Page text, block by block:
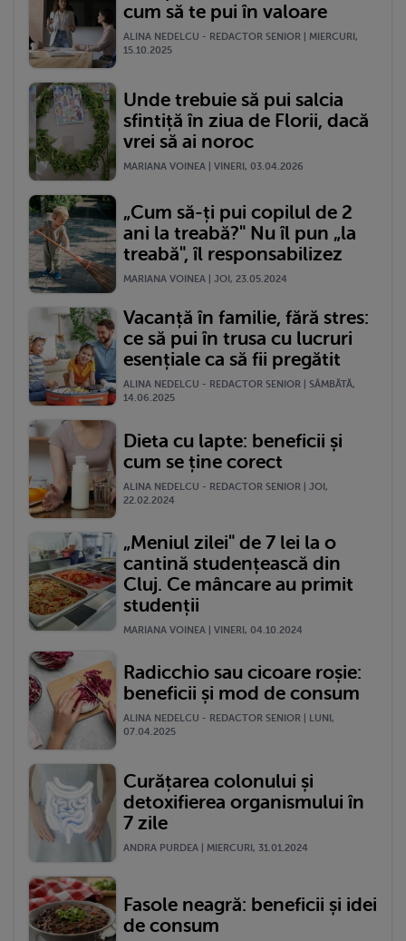
cum să te pui în valoare
ALINA NEDELCU - REDACTOR SENIOR | MIERCURI,
15.10.2025
Unde trebuie să pui salcia
sfintiță în ziua de Florii, dacă
vrei să ai noroc
MARIANA VOINEA | VINERI, 03.04.2026
„Cum să-ți pui copilul de 2
ani la treabă?" Nu îl pun „la
treabă", îl responsabilizez
MARIANA VOINEA | JOI, 23.05.2024
Vacanță în familie, fără stres:
ce să pui în trusa cu lucruri
esențiale ca să fii pregătit
ALINA NEDELCU - REDACTOR SENIOR | SÂMBĂTĂ,
14.06.2025
Dieta cu lapte: beneficii și
cum se ține corect
ALINA NEDELCU - REDACTOR SENIOR | JOI,
22.02.2024
„Meniul zilei" de 7 lei la o
cantină studențească din
Cluj. Ce mâncare au primit
studenții
MARIANA VOINEA | VINERI, 04.10.2024
Radicchio sau cicoare roșie:
beneficii și mod de consum
ALINA NEDELCU - REDACTOR SENIOR | LUNI,
07.04.2025
Curățarea colonului și
detoxifierea organismului în
7 zile
ANDRA PURDEA | MIERCURI, 31.01.2024
Fasole neagră: beneficii și idei
de consum